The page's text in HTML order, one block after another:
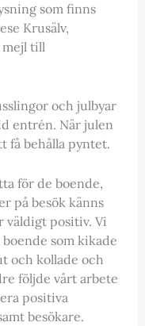
som finns
Krusälv,
mejl till
och julbyar
entrén. När julen
få behålla pyntet.
för de boende,
på besök känns
väldigt positiv. Vi
som kikade
och kollade och
följde vårt arbete
positiva
besökare.